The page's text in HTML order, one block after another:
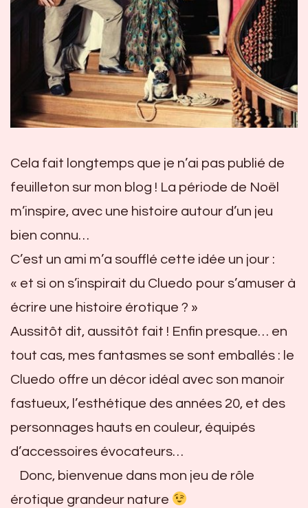
Cela fait longtemps que je n’ai pas publié de
feuilleton sur mon blog ! La période de Noël
m’inspire, avec une histoire autour d’un jeu
bien connu…
C’est un ami m’a soufflé cette idée un jour :
« et si on s’inspirait du Cluedo pour s’amuser à
écrire une histoire érotique ? »
Aussitôt dit, aussitôt fait ! Enfin presque… en
tout cas, mes fantasmes se sont emballés : le
Cluedo offre un décor idéal avec son manoir
fastueux, l’esthétique des années 20, et des
personnages hauts en couleur, équipés
d’accessoires évocateurs…
Donc, bienvenue dans mon jeu de rôle
érotique grandeur nature